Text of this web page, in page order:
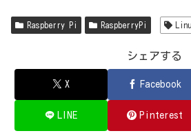
Raspberry Pi RaspberryPi
シェアする
X Facebook
LINE Pinterest